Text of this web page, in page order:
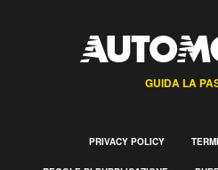
GUIDA LA
PRIVACY POLICY